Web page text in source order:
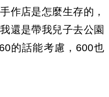
作店是怎麼生存的，
還是帶我兒子去公園
的話能考慮，600也